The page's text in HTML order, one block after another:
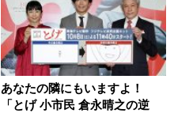
あなたの隣にもいますよ！
「とげ 小市民 倉永晴之の逆